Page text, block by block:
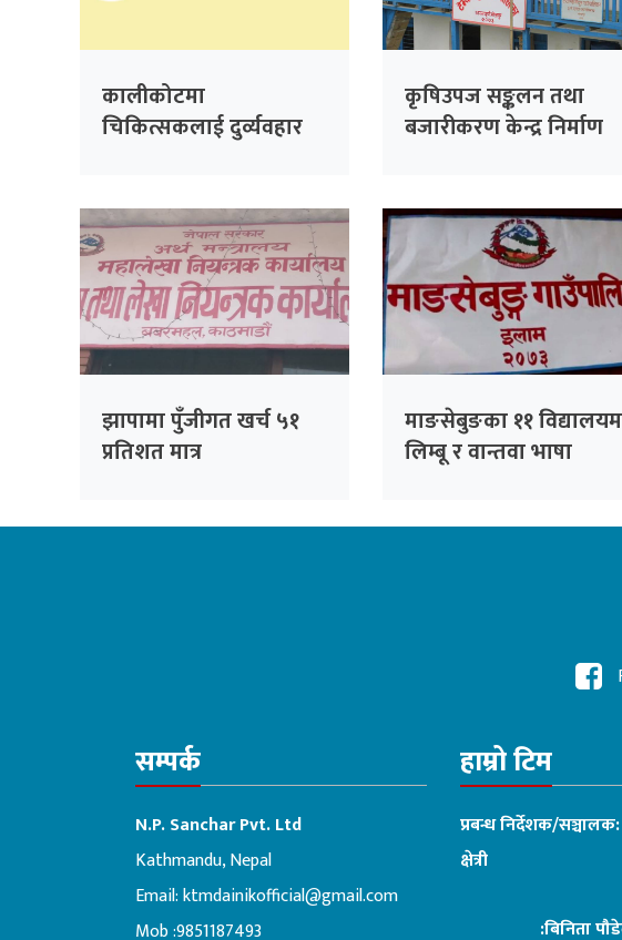
कालीकोटमा
चिकित्सकलाई दुर्व्यवहार
कृषिउपज सङ्कलन तथा
बजारीकरण केन्द्र निर्माण
झापामा पुँजीगत खर्च ५१
प्रतिशत मात्र
माङसेबुङका ११
लिम्बू र वान्तवा भाषा
सम्पर्क
N.P. Sanchar Pvt. Ltd
Kathmandu, Nepal
Email:ktmdainikofficial@gmail.com
Mob :9851187493
हाम्रो टिम
प्रबन्ध निर्देशक/सञ्चालक:
क्षेत्री
:बिनिता